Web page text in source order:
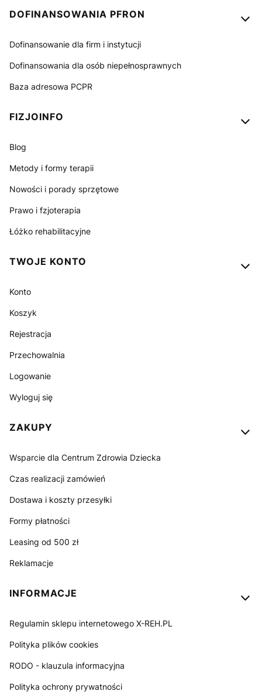
Linki w stopce
DOFINANSOWANIA PFRON
Dofinansowanie dla firm i instytucji
Dofinansowania dla osób niepełnosprawnych
Baza adresowa PCPR
FIZJOINFO
Blog
Metody i formy terapii
Nowości i porady sprzętowe
Prawo i fzjoterapia
Łóżko rehabilitacyjne
TWOJE KONTO
Konto
Koszyk
Rejestracja
Przechowalnia
Logowanie
Wyloguj się
ZAKUPY
Wsparcie dla Centrum Zdrowia Dziecka
Czas realizacji zamówień
Dostawa i koszty przesyłki
Formy płatności
Leasing od 500 zł
Reklamacje
INFORMACJE
Regulamin sklepu internetowego X-REH.PL
Polityka plików cookies
RODO - klauzula informacyjna
Polityka ochrony prywatności